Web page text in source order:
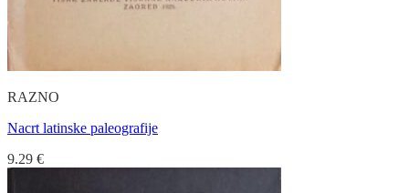
RAZNO
Nacrt latinske paleografije
9.29 €